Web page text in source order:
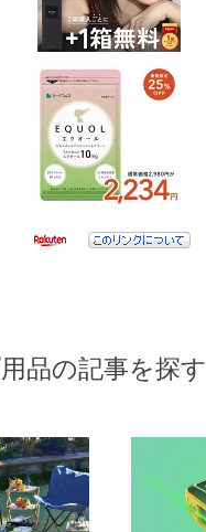
品の記事を探す